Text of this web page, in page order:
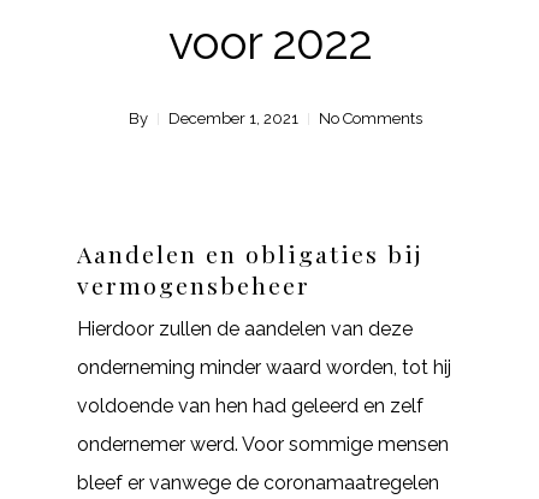
voor 2022
By December 1, 2021 No Comments
Aandelen en obligaties bij
vermogensbeheer
Hierdoor zullen de aandelen van deze
onderneming minder waard worden, tot hij
voldoende van hen had geleerd en zelf
ondernemer werd. Voor sommige mensen
bleef er vanwege de coronamaatregelen